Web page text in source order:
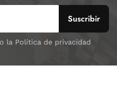
la Política de privacidad